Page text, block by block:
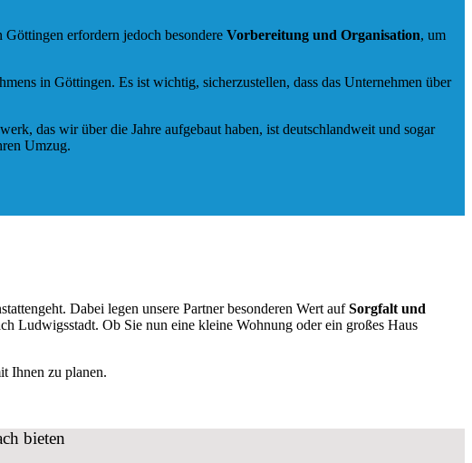
erfordern jedoch besondere Vorbereitung und Organisation, um
in Göttingen. Es ist wichtig, sicherzustellen, dass das Unternehmen über
das wir über die Jahre aufgebaut haben, ist deutschlandweit und sogar
Umzug.
Dabei legen unsere Partner besonderen Wert aufSorgfalt und
Ludwigsstadt. Ob Sie nun eine kleine Wohnung oder ein großes Haus
Ihnen zu planen.
bieten